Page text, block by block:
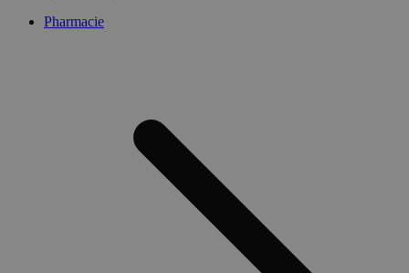
Pharmacie